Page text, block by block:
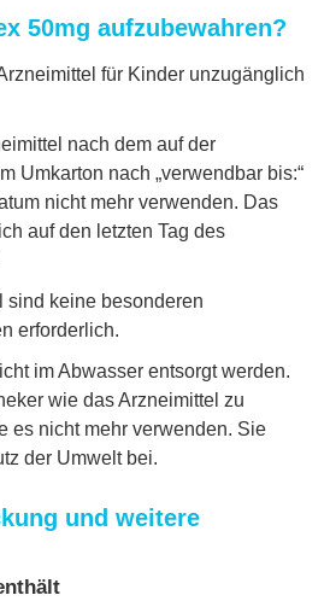
50mg aufzubewahren?
für Kinder unzugänglich
nach dem auf der
Umkarton nach „verwendbar bis:“
nicht mehr verwenden. Das
auf den letzten Tag des
sind keine besonderen
erforderlich.
im Abwasser entsorgt werden.
wie das Arzneimittel zu
es nicht mehr verwenden. Sie
der Umwelt bei.
und weitere